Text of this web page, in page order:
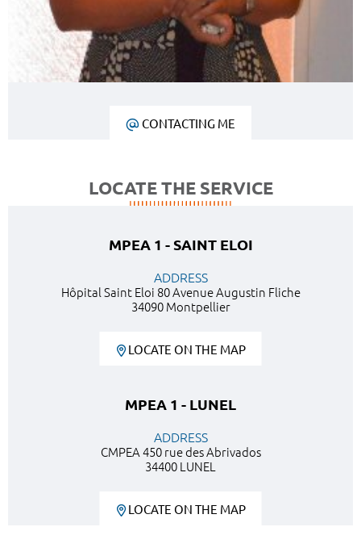
CONTACTING ME
LOCATE THE SERVICE
MPEA 1 - SAINT ELOI
ADDRESS
Hôpital Saint Eloi 80 Avenue Augustin Fliche
34090 Montpellier
LOCATE ON THE MAP
MPEA 1 - LUNEL
ADDRESS
CMPEA 450 rue des Abrivados
34400 LUNEL
LOCATE ON THE MAP